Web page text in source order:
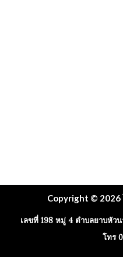
Copyright © 2026
เลขที่ 198 หมู่ 4 ตำบลยาบหัวน
โทร